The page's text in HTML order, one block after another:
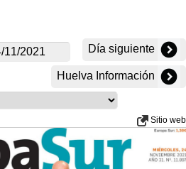
Día siguiente
Huelva Información
Sitio web